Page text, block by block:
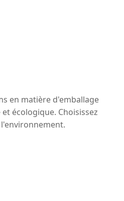
en matière d'emballage
écologique. Choisissez